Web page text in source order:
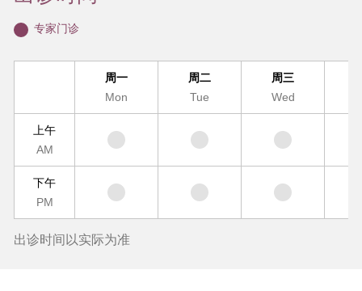
专家门诊
周一
Mon
周二
Tue
周三
Wed
上午
AM
下午
PM
出诊时间以实际为准